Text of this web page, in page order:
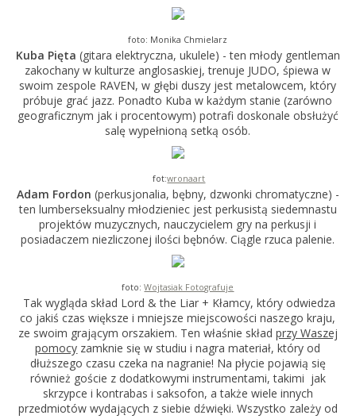
foto: Monika Chmielarz
Kuba Pięta (gitara elektryczna, ukulele) - ten młody gentleman
zakochany w kulturze anglosaskiej, trenuje JUDO, śpiewa w
swoim zespole RAVEN, w głębi duszy jest metalowcem, który
próbuje grać jazz. Ponadto Kuba w każdym stanie (zarówno
geograficznym jak i procentowym) potrafi doskonale obsłużyć
salę wypełnioną setką osób.
fot:wronaart
Adam Fordon (perkusjonalia, bębny, dzwonki chromatyczne) -
ten lumberseksualny młodzieniec jest perkusistą siedemnastu
projektów muzycznych, nauczycielem gry na perkusji i
posiadaczem niezliczonej ilości bębnów. Ciągle rzuca palenie.
foto:Wojtasiak Fotografuje
Tak wygląda skład Lord & the Liar + Kłamcy, który odwiedza
co jakiś czas większe i mniejsze miejscowości naszego kraju,
ze swoim grającym orszakiem. Ten właśnie skład przy Waszej
pomocy zamknie się w studiu i nagra materiał, który od
dłuższego czasu czeka na nagranie! Na płycie pojawią się
również goście z dodatkowymi instrumentami, takimi jak
skrzypce i kontrabas i saksofon, a także wiele innych
przedmiotów wydających z siebie dźwięki. Wszystko zależy od